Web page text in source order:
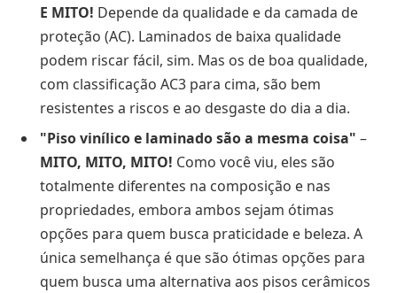
E MITO! Depende da qualidade e da camada de
proteção (AC). Laminados de baixa qualidade
podem riscar fácil, sim. Mas os de boa qualidade,
com classificação AC3 para cima, são bem
resistentes a riscos e ao desgaste do dia a dia.
"Piso vinílico e laminado são a mesma coisa" –
MITO, MITO, MITO! Como você viu, eles são
totalmente diferentes na composição e nas
propriedades, embora ambos sejam ótimas
opções para quem busca praticidade e beleza. A
única semelhança é que são ótimas opções para
quem busca uma alternativa aos pisos cerâmicos